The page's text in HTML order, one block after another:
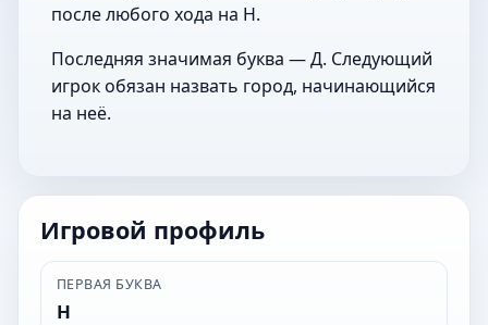
после любого хода на Н.
Последняя значимая буква — Д. Следующий
игрок обязан назвать город, начинающийся
на неё.
Игровой профиль
ПЕРВАЯ БУКВА
Н